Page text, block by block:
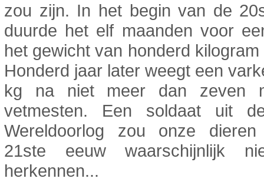
zou zijn. In het begin van de
duurde het elf maanden voor
het gewicht van honderd
Honderd jaar later weegt een
kg na niet meer dan zeven
vetmesten. Een soldaat uit
Wereldoorlog zou onze
21ste eeuw waarschijnlijk
herkennen...